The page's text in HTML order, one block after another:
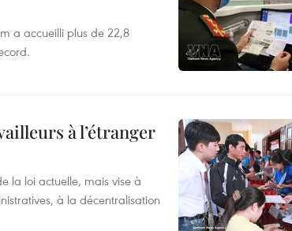
a accueilli plus de 22,8
à l’étranger
la loi actuelle, mais vise à
à la décentralisation